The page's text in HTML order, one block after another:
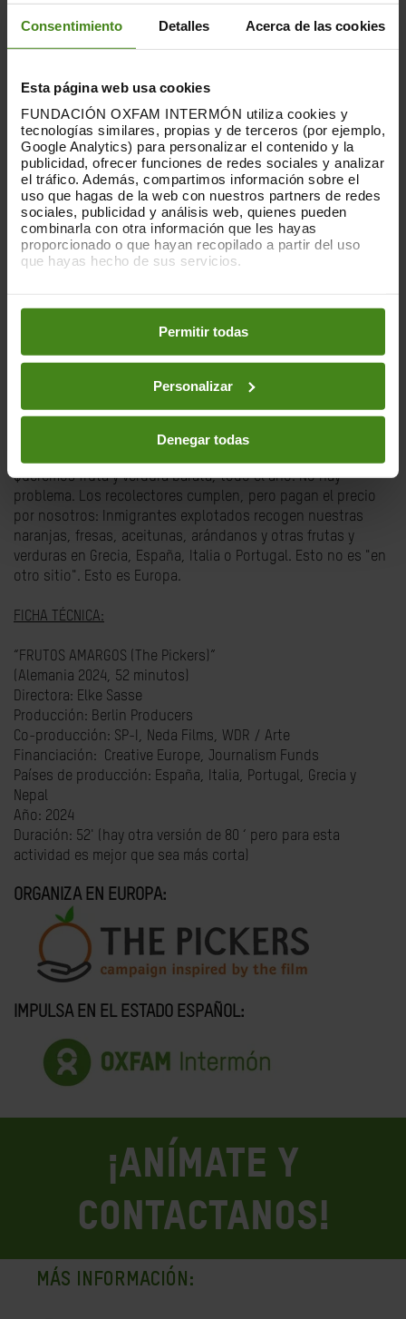
Consentimiento Detalles Acerca de las cookies
Esta página web usa cookies
FUNDACIÓN OXFAM INTERMÓN utiliza cookies y
tecnologías similares, propias y de terceros (por ejemplo,
Google Analytics) para personalizar el contenido y la
publicidad, ofrecer funciones de redes sociales y analizar
el tráfico. Además, compartimos información sobre el
uso que hagas de la web con nuestros partners de redes
sociales, publicidad y análisis web, quienes pueden
combinarla con otra información que les hayas
proporcionado o que hayan recopilado a partir del uso
que hayas hecho de sus servicios.
preferencias accediendo a nuestraPolítica de Cookieso
en los botones facilitados a continuación:
Permitir todas
Personalizar
Denegar todas
organizar una proyección y celebrar un acto impactante
sobre este importante tema
una plantilla de cartel de la "Semana FRUTOS AMARGOS
(THE PICKERS)" para que añadas los datos de vuestra
proyección y el logo.
una estrategia para las redes sociales con imágenes y
plantillas
un comunicado de prensa que puedes adaptar a vuestras
FRUTOS AMARGOS (THE PICKERS)
Queremos fruta y verdura barata, todo el año. No hay
problema. Los recolectores cumplen, pero pagan el precio
por nosotros: Inmigrantes explotados recogen nuestras
naranjas, fresas, aceitunas, arándanos y otras frutas y
verduras en Grecia, España, Italia o Portugal. Esto no es "en
otro sitio". Esto es Europa.
FICHA TÉCNICA:
“FRUTOS AMARGOS (The Pickers)”
(Alemania 2024, 52 minutos)
Directora: Elke Sasse
Producción: Berlin Producers
Co-producción: SP-I, Neda Films, WDR / Arte
Financiación: Creative Europe, Journalism Funds
Países de producción: España, Italia, Portugal, Grecia y
Nepal
Año: 2024
Duración: 52' (hay otra versión de 80 ‘ pero para esta
actividad es mejor que sea más corta)
ORGANIZA EN EUROPA:
IMPULSA EN EL ESTADO ESPAÑOL:
¡ANÍMATE Y
CONTACTANOS!
MÁS INFORMACIÓN: